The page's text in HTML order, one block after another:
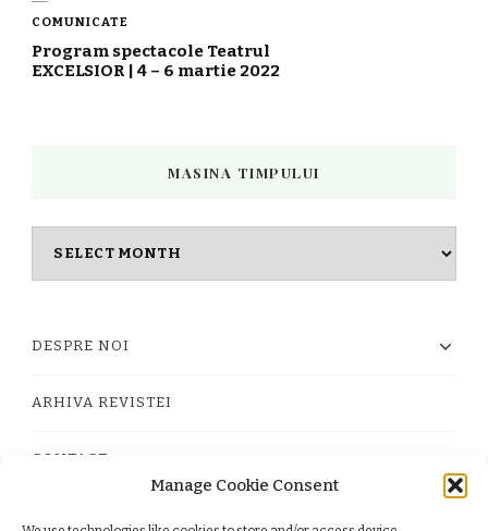
Manage Cookie Consent
COMUNICATE
Program spectacole Teatrul
EXCELSIOR | 4 – 6 martie 2022
MASINA TIMPULUI
DESPRE NOI
ARHIVA REVISTEI
CONTACT